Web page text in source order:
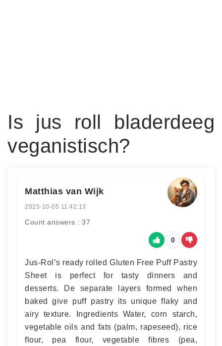
Is jus roll bladerdeeg
veganistisch?
Matthias van Wijk
2025-10-05 11:42:13
Count answers : 37
0
Jus-Rol’s ready rolled Gluten Free Puff Pastry
Sheet is perfect for tasty dinners and
desserts. De separate layers formed when
baked give puff pastry its unique flaky and
airy texture. Ingredients Water, corn starch,
vegetable oils and fats (palm, rapeseed), rice
flour, pea flour, vegetable fibres (pea,